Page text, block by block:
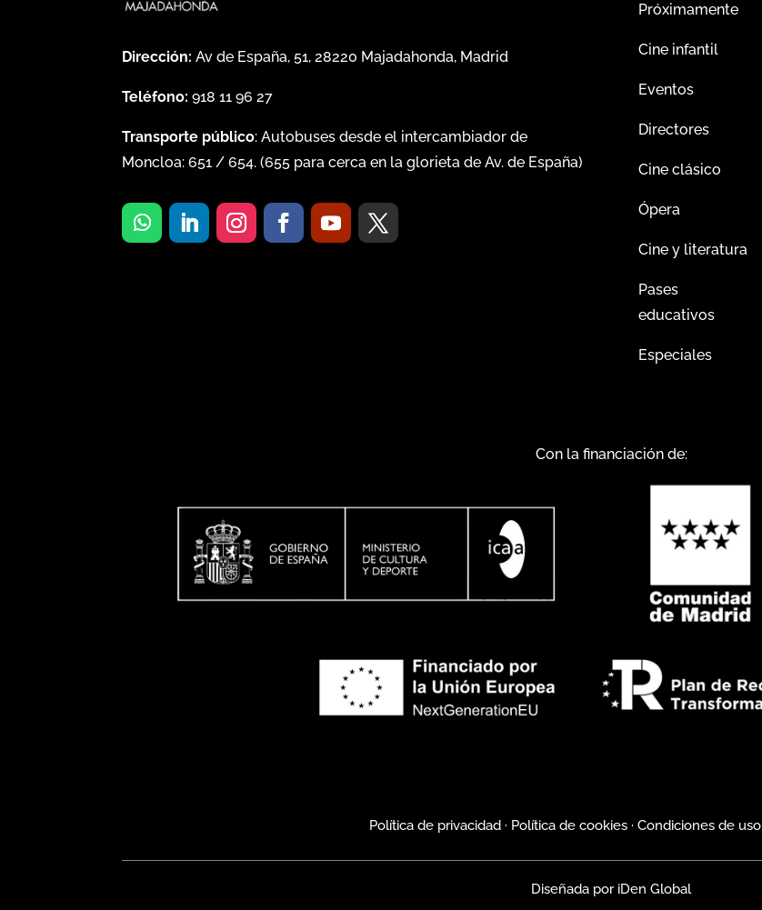
Dirección: Av de España, 51, 28220 Majadahonda, Madrid
Teléfono: 918 11 96 27
Transporte público: Autobuses desde el intercambiador de
Moncloa:651 /654. (655 para cerca en la glorieta de Av. de España)
Próximamente
Cine infantil
Eventos
Directores
Cine clásico
Ópera
Cine y literatura
Pases
educativos
Especiales
Con la financiación de:
Política de privacidad · Política de cookies · Condiciones de uso
Diseñada poriDen Global